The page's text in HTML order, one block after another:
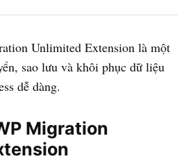
Unlimited Extension là một
sao lưu và khôi phục dữ liệu
dễ dàng.
Migration